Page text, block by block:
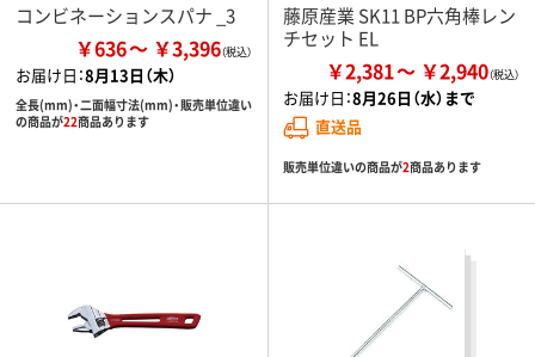
コンビネーションスパナ _3
￥636 ￥3,396
お届け日：8月13日（木）
全長(mm)・二面幅寸法(mm)・販売単位違い
の商品が22商品あります
藤原産業 SK11 BP六角棒レン
チセット EL
￥2,381 ￥2,940
お届け日：8月26日（水）まで
直送品
販売単位違いの商品が2商品あります